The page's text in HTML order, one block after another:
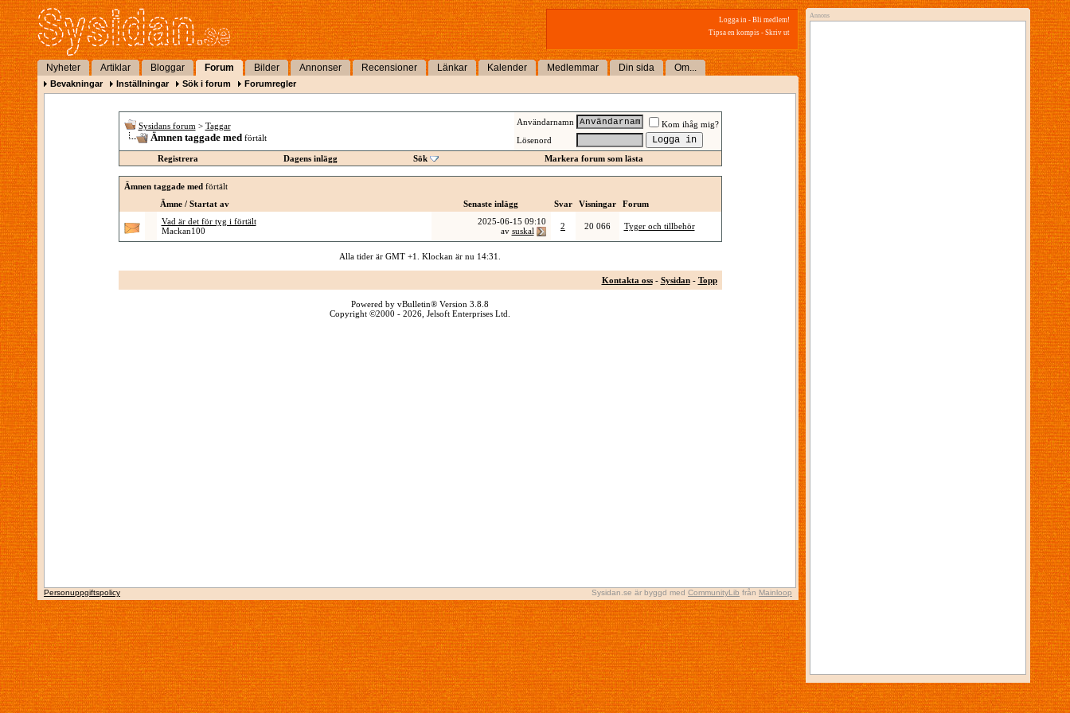
Logga in - Bli medlem!
Tipsa en kompis - Skriv ut
Nyheter Artiklar Bloggar Forum Bilder Annonser Recensioner Länkar Kalender Medlemmar Din sida Om...
Bevakningar Inställningar Sök i forum Forumregler
Sysidans forum > Taggar
Ämnen taggade med förtält
Användarnamn
Kom ihåg mig?
Lösenord
Registrera
Dagens inlägg Sök Markera forum som lästa
Ämnen taggade med förtält
Ämne / Startat av
Senaste inlägg Svar Visningar
Forum
Vad är det för tyg i förtält
Mackan100
2025-06-15 09:10
av suskal 2 20 066 Tyger och tillbehör
Alla tider är GMT +1. Klockan är nu 14:31
Kontakta oss- Sysidan- Topp
Powered by vBulletin® Version 3.8.8
Copyright ©2000 - 2026, Jelsoft Enterprises Ltd.
Sysidan.se är byggd med CommunityLib från Mainloop
Personuppgiftspolicy
Annons